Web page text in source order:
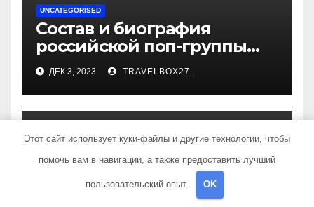
UNCATEGORISED
Состав и биография
российской поп-группы
«Иванушки интернешнл»
— история успеха, музыка
и судьбы участников
ДЕК 3, 2023 TRAVELBOX27_
UNCATEGORISED
Политов Владимир —
Этот сайт использует куки-файлы и другие технологии, чтобы
помочь вам в навигации, а также предоставить лучший
пользовательский опыт. OK